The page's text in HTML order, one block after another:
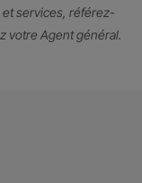
services, référez-
votre Agent général.